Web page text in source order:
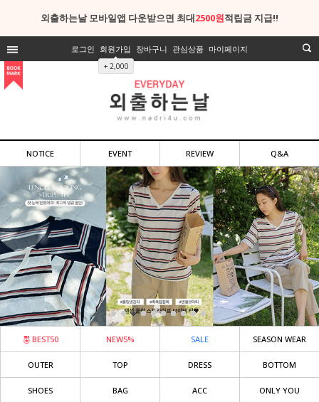
외출하는날 모바일앱 다운받으면 최대2500원적립금 지급!!
로그인 회원가입
+ 2,000
장바구니 관심상품 마이페이지
NOTICE EVENT REVIEW Q&A
BEST50 NEW5% SALE SEASON WEAR
OUTER TOP DRESS BOTTOM
SHOES BAG ACC ONLY YOU